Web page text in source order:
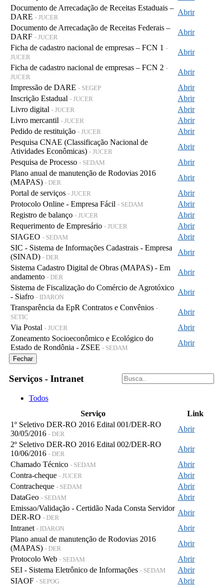
Documento de Arrecadação de Receitas Estaduais –
DARE - JUCER
Abrir
Documento de Arrecadação de Receitas Federais –
DARF - JUCER
Abrir
Ficha de cadastro nacional de empresas – FCN 1 -
JUCER
Abrir
Ficha de cadastro nacional de empresas – FCN 2 -
JUCER
Abrir
Impressão de DARE - SEGEP
Abrir
Inscrição Estadual - JUCER
Abrir
Livro digital - JUCER
Abrir
Livro mercantil - JUCER
Abrir
Pedido de restituição - JUCER
Abrir
Pesquisa CNAE (Classificação Nacional de
Atividades Econômicas) - JUCER
Abrir
Pesquisa de Processo - SEDAM
Abrir
Plano anual de manutenção de Rodovias 2016
(MAPAS) - DER
Abrir
Portal de serviços - JUCER
Abrir
Protocolo Online - Empresa Fácil - SEDAM
Abrir
Registro de balanço - JUCER
Abrir
Requerimento de Empresário - JUCER
Abrir
SIAGEO - SEDAM
Abrir
SIC - Sistema de Informações Cadastrais - Empresa
(SINAD) - DER
Abrir
Sistema Cadastro Digital de Obras (MAPAS) - Em
andamento - DER
Abrir
Sistema de Fiscalização do Comércio de Agrotóxico
- Siafro - IDARON
Abrir
Transparência da EpR Contratos e Convênios -
SETIC
Abrir
Via Postal - JUCER
Abrir
Zoneamento Socioeconômico e Ecológico do
Estado de Rondônia - ZSEE - SEDAM
Abrir
Fechar
Serviços - Intranet
Todos
Serviço
Link
1º Seletivo DER-RO 2016 Edital 001/DER-RO
30/05/2016 - DER
Abrir
2º Seletivo DER-RO 2016 Edital 002/DER-RO
10/06/2016 - DER
Abrir
Chamado Técnico - SEDAM
Abrir
Contra-cheque - JUCER
Abrir
Contracheque - SEDAM
Abrir
DataGeo - SEDAM
Abrir
Emissao/Validação - Certidão Nada Consta Servidor
DER-RO - DER
Abrir
Intranet - IDARON
Abrir
Plano anual de manutenção de Rodovias 2016
(MAPAS) - DER
Abrir
Protocolo Web - SEDAM
Abrir
SEI - Sistema Eletrônico de Informações - SEDAM
Abrir
SIAOF - SEPOG
Abrir